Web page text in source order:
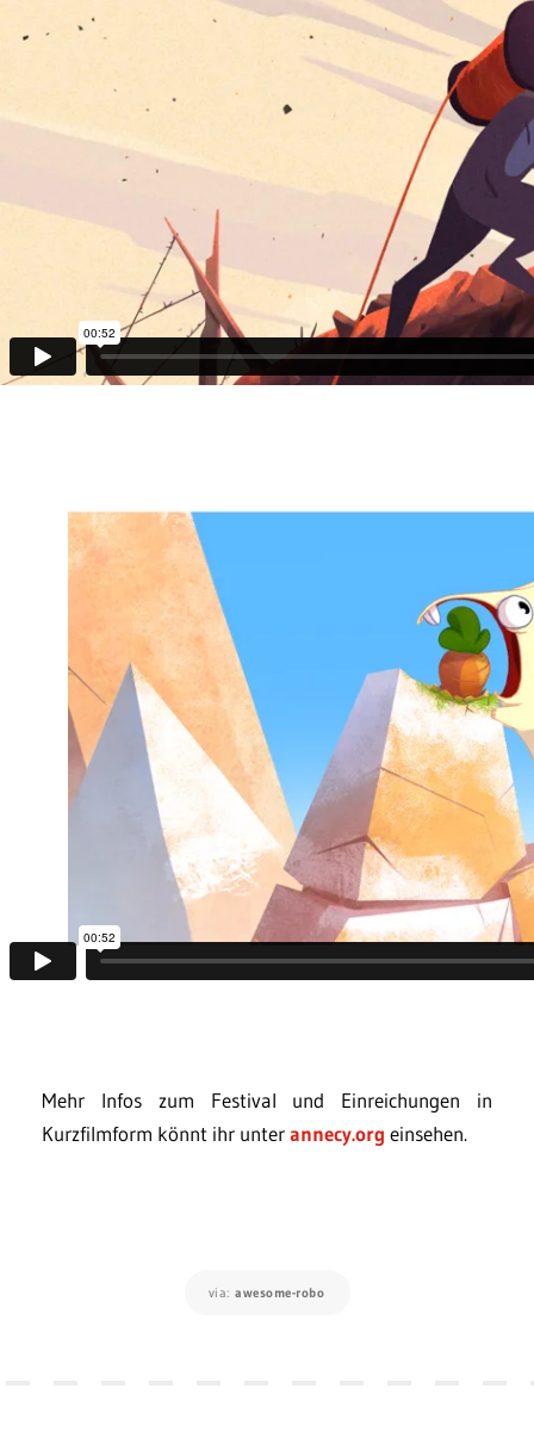
Mehr Infos zum Festival und Einreichungen in
Kurzfilmform könnt ihr unterannecy.org einsehen.
via: awesome-robo